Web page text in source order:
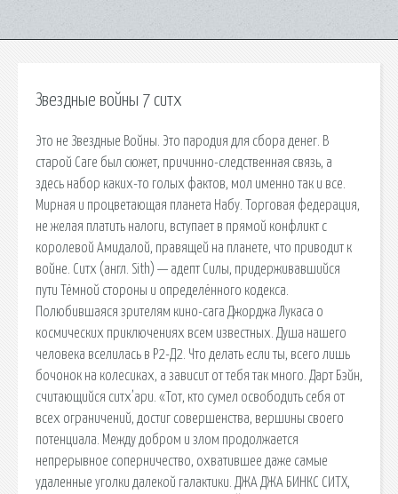
Звездные войны 7 ситх
Это не Звездные Войны. Это пародия для сбора денег. В
старой Саге был сюжет, причинно-следственная связь, а
здесь набор каких-то голых фактов, мол именно так и все.
Мирная и процветающая планета Набу. Торговая федерация,
не желая платить налоги, вступает в прямой конфликт с
королевой Амидалой, правящей на планете, что приводит к
войне. Ситх (англ. Sith) — адепт Силы, придерживавшийся
пути Тёмной стороны и определённого кодекса.
Полюбившаяся зрителям кино-сага Джорджа Лукаса о
космических приключениях всем известных. Душа нашего
человека вселилась в Р2-Д2. Что делать если ты, всего лишь
бочонок на колесиках, а зависит от тебя так много. Дарт Бэйн,
считающийся ситх’ари. «Тот, кто сумел освободить себя от
всех ограничений, достиг совершенства, вершины своего
потенциала. Между добром и злом продолжается
непрерывное соперничество, охватившее даже самые
удаленные уголки далекой галактики. ДЖА ДЖА БИНКС СИТХ,